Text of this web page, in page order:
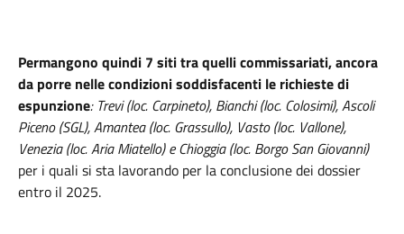
Permangono quindi 7 siti tra quelli commissariati, ancora
da porre nelle condizioni soddisfacenti le richieste di
espunzione: Trevi (loc. Carpineto), Bianchi (loc. Colosimi), Ascoli
Piceno (SGL), Amantea (loc. Grassullo), Vasto (loc. Vallone),
Venezia (loc. Aria Miatello) e Chioggia (loc. Borgo San Giovanni)
per i quali si sta lavorando per la conclusione dei dossier
entro il 2025.